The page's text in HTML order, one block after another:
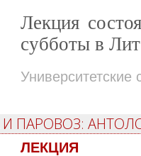
Лекция
субботы в
Университетские
ПАРОВОЗ:
ЛЕКЦИЯ